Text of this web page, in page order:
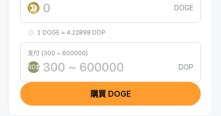
DOGE
1 DOGE ≈ 4.22898 DOP
支付 (300 ~ 600000)
RD$
DOP
購買 DOGE